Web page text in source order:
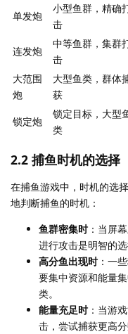
单发炮
小型鱼群，精确
击
连发炮
中等鱼群，集群
击
大范围
炮
大型鱼类，群体
获
锁定炮
锁定目标，大型
类
2.2 捕鱼时机的选择
在捕鱼游戏中，时机的选
地判断捕鱼的时机：
鱼群密集时 ：当屏
进行攻击是明智的
高分鱼出现时 ：一
要集中资源和能量
类。
能量充足时 ：当游
击，尝试捕获更高分